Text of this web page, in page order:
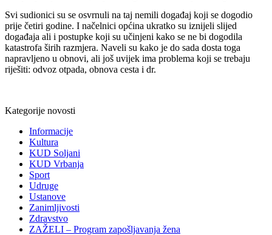
Svi sudionici su se osvrnuli na taj nemili događaj koji se dogodio
prije četiri godine. I načelnici općina ukratko su iznijeli slijed
događaja ali i postupke koji su učinjeni kako se ne bi dogodila
katastrofa širih razmjera. Naveli su kako je do sada dosta toga
napravljeno u obnovi, ali još uvijek ima problema koji se trebaju
riješiti: odvoz otpada, obnova cesta i dr.
Kategorije novosti
Informacije
Kultura
KUD Soljani
KUD Vrbanja
Sport
Udruge
Ustanove
Zanimljivosti
Zdravstvo
ZAŽELI – Program zapošljavanja žena